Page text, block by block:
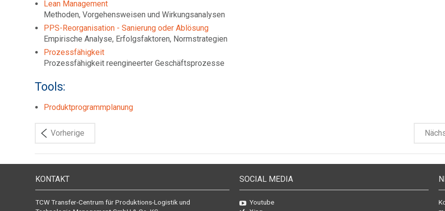
Lean Management
Methoden, Vorgehensweisen und Wirkungsanalysen
PPS-Reorganisation - Sanierung oder Ablösung
Empirische Analyse, Erfolgsfaktoren, Normstrategien
Prozessfähigkeit
Prozessfähigkeit reengineerter Geschäftsprozesse
Tools:
Produktprogrammplanung
Vorherige
KONTAKT
TCW Transfer-Centrum für Produktions-Logistik und
SOCIAL MEDIA
Youtube